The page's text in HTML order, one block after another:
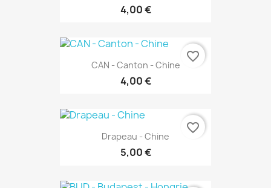
4,00 €
CAN - Canton - Chine
4,00 €
favorite_border
Drapeau - Chine
5,00 €
favorite_border